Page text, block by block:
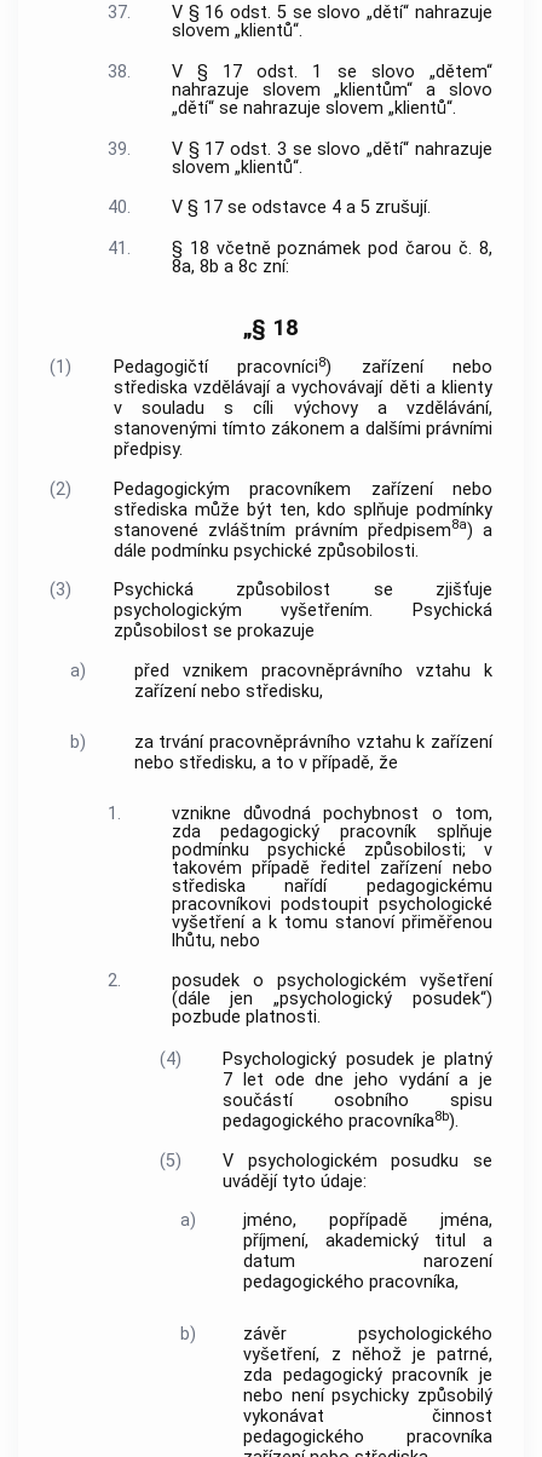
37.
V § 16 odst. 5 se slovo „dětí“ nahrazuje
slovem „klientů“.
38.
V § 17 odst. 1 se slovo „dětem“
nahrazuje slovem „klientům“ a slovo
„dětí“ se nahrazuje slovem „klientů“.
39.
V § 17 odst. 3 se slovo „dětí“ nahrazuje
slovem „klientů“.
40.
V § 17 se odstavce 4 a 5 zrušují.
41.
§ 18 včetně poznámek pod čarou č. 8,
8a, 8b a 8c zní:
„§ 18
(1) Pedagogičtí pracovníci8) zařízení nebo
střediska vzdělávají a vychovávají děti a klienty
v souladu s cíli výchovy a vzdělávání,
stanovenými tímto zákonem a dalšími právními
předpisy.
(2)
Pedagogickým pracovníkem zařízení nebo
střediska může být ten, kdo splňuje podmínky
stanovené zvláštním právním předpisem8a) a
dále podmínku psychické způsobilosti.
(3)
Psychická způsobilost se zjišťuje
psychologickým vyšetřením. Psychická
způsobilost se prokazuje
a)
před vznikem pracovněprávního vztahu k
zařízení nebo středisku,
b)
za trvání pracovněprávního vztahu k zařízení
nebo středisku, a to v případě, že
1.
vznikne důvodná pochybnost o tom,
zda pedagogický pracovník splňuje
podmínku psychické způsobilosti; v
takovém případě ředitel zařízení nebo
střediska nařídí pedagogickému
pracovníkovi podstoupit psychologické
vyšetření a k tomu stanoví přiměřenou
lhůtu, nebo
2.
posudek o psychologickém vyšetření
(dále jen „psychologický posudek“)
pozbude platnosti.
(4)
Psychologický posudek je platný
7 let ode dne jeho vydání a je
součástí osobního spisu
pedagogického pracovníka8b).
(5)
V psychologickém posudku se
uvádějí tyto údaje:
a)
jméno, popřípadě jména,
příjmení, akademický titul a
datum narození
pedagogického pracovníka,
b)
závěr psychologického
vyšetření, z něhož je patrné,
zda pedagogický pracovník je
nebo není psychicky způsobilý
vykonávat činnost
pedagogického pracovníka